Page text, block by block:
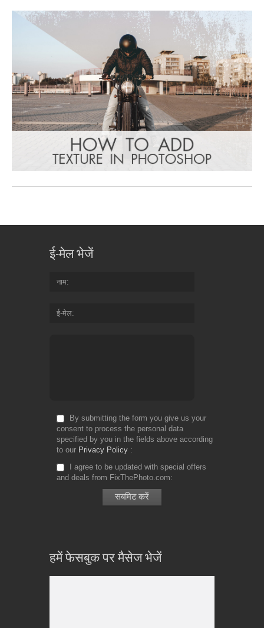
ई-मेल भेजें
नाम
ई-मेल
By submitting the form you give us your
consent to process the personal data
specified by you in the fields above according
to our Privacy Policy
I agree to be updated with special offers
and deals from FixThePhoto.com
हमें फेसबुक पर मैसेज भेजें